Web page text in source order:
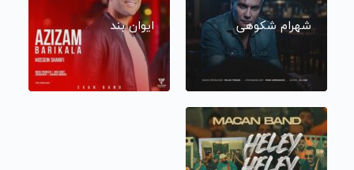
شهرام شکوهی ایوان بند